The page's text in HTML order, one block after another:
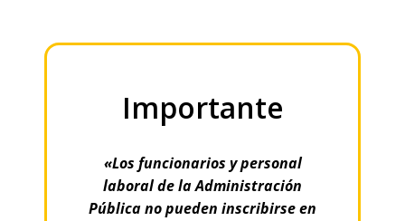
Importante
«Los funcionarios y personal
laboral de la Administración
Pública no pueden inscribirse en